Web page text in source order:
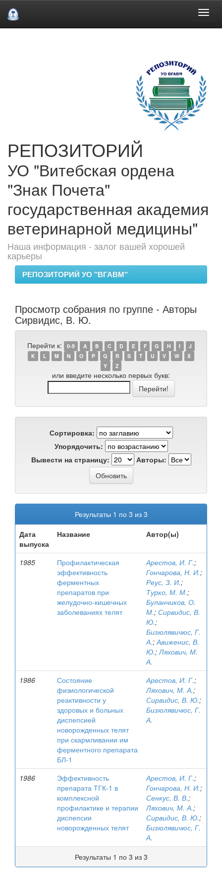
РЕПОЗИТОРИЙ
УО "Витебская ордена
"Знак Почета"
государственная академия
ветеринарной медицины"
Наша информация - залог вашей хорошей
карьеры
РЕПОЗИТОРИЙ УО "ВГАВМ"
Просмотр собрания по группе - Авторы
Сирвидис, В. Ю.
Перейти к: 0-9 A B C D E F G H I
J
K
L M N O P Q R S T U V W
X
Y
Z
или введите несколько первых букв:
Сортировка:
Упорядочить:
Вывести на страницу:
Авторы:
Результаты 1 по 3 из 3
Дата
выпуска
Название Автор(ы)
1985
Профилактическая
эффективность
ферментных
препаратов при
желудочно-кишечных
заболеваниях телят
Арестов, И. Г.;
Гончарова, Н. И.;
Реус, З. И.;
Турко, М. М.;
Буланчиков, О.
М.; Сирвидис, В.
Ю.;
Бизюлявичюс, Г.
А.;Авиженис, В.
Ю.;Ляхович, М.
А.
1986
Состояние
физиологической
реактивности у
здоровых и больных
диспепсией
новорожденных телят
при скармливании им
ферментного препарата
БЛ-1
Арестов, И. Г.;
Ляхович, М. А.;
Сирвидис, В. Ю.;
Бизюлявичюс, Г.
А.
1986
Эффективность
препарата ТГК-1 в
комплексной
профилактике и терапии
диспепсии
новорожденных телят
Арестов, И. Г.;
Гончарова, Н. И.;
Сенкус, В. В.;
Ляхович, М. А.;
Сирвидис, В. Ю.;
Бизюлявичюс, Г.
А.
Результаты 1 по 3 из 3